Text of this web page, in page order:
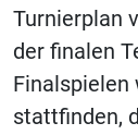
Turnierplan
der finalen
Finalspielen
stattfinden,